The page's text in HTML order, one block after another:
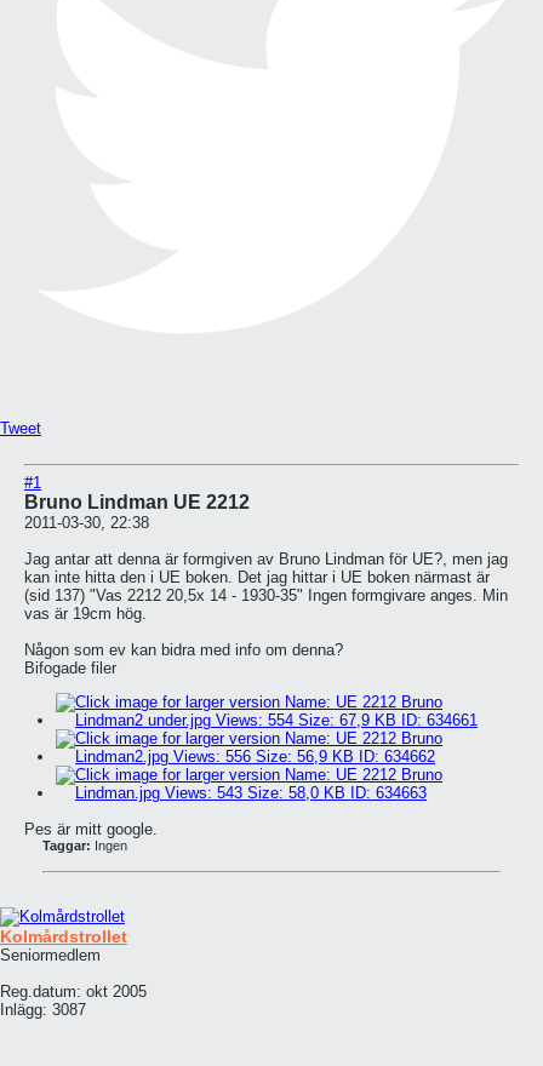
Tweet
#1
Bruno Lindman UE 2212
2011-03-30, 22:38
Jag antar att denna är formgiven av Bruno Lindman för UE?, men jag
kan inte hitta den i UE boken. Det jag hittar i UE boken närmast är
(sid 137) "Vas 2212 20,5x 14 - 1930-35" Ingen formgivare anges. Min
vas är 19cm hög.
Någon som ev kan bidra med info om denna?
Bifogade filer
Pes är mitt google.
Taggar: Ingen
Kolmårdstrollet
Seniormedlem
Reg.datum: okt 2005
Inlägg: 3087